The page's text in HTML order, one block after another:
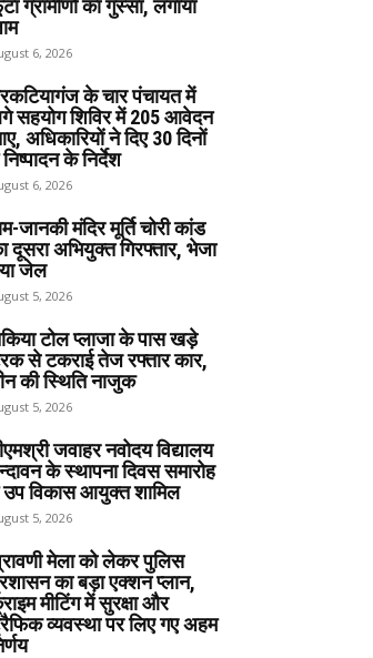
ग्रामीणों का गुस्सा, लगाया
6, 2026
के चार पंचायत में
सहयोग शिविर में 205 आवेदन
अधिकारियों ने दिए 30 दिनों
के निर्देश
6, 2026
जानकी मंदिर मूर्ति चोरी कांड
दूसरा अभियुक्त गिरफ्तार, भेजा
जेल
5, 2026
टोल प्लाजा के पास खड़े
से टकराई तेज रफ्तार कार,
की स्थिति नाजुक
5, 2026
जवाहर नवोदय विद्यालय
के स्थापना दिवस समारोह
उप विकास आयुक्त शामिल
5, 2026
मेला को लेकर पुलिस
का बड़ा एक्शन प्लान,
मीटिंग में सुरक्षा और
व्यवस्था पर लिए गए अहम